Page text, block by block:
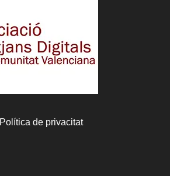
Política de privacitat